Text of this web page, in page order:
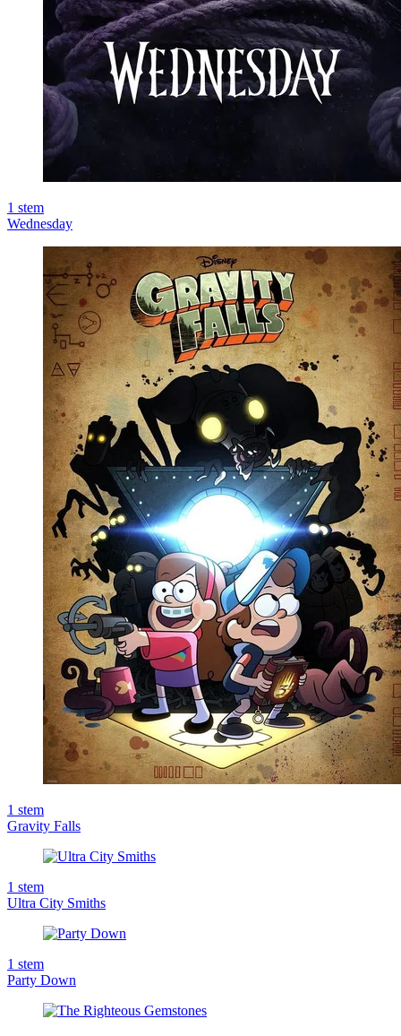
1 stem
Wednesday
1 stem
Gravity Falls
1 stem
Ultra City Smiths
1 stem
Party Down